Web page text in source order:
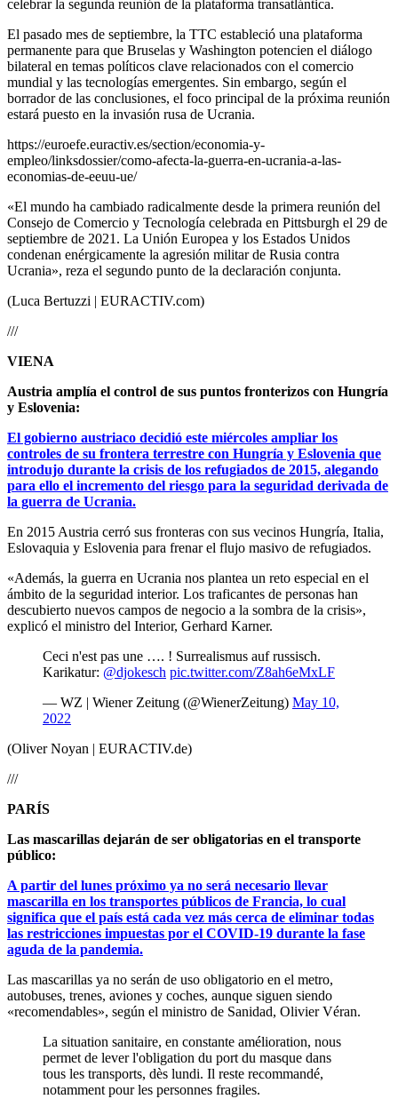
celebrar la segunda reunión de la plataforma transatlántica.
El pasado mes de septiembre, la TTC estableció una plataforma
permanente para que Bruselas y Washington potencien el diálogo
bilateral en temas políticos clave relacionados con el comercio
mundial y las tecnologías emergentes. Sin embargo, según el
borrador de las conclusiones, el foco principal de la próxima reunión
estará puesto en la invasión rusa de Ucrania.
https://euroefe.euractiv.es/section/economia-y-
empleo/linksdossier/como-afecta-la-guerra-en-ucrania-a-las-
economias-de-eeuu-ue/
«El mundo ha cambiado radicalmente desde la primera reunión del
Consejo de Comercio y Tecnología celebrada en Pittsburgh el 29 de
septiembre de 2021. La Unión Europea y los Estados Unidos
condenan enérgicamente la agresión militar de Rusia contra
Ucrania», reza el segundo punto de la declaración conjunta.
(Luca Bertuzzi | EURACTIV.com)
///
VIENA
Austria amplía el control de sus puntos fronterizos con Hungría
y Eslovenia:
El gobierno austriaco decidió este miércoles ampliar los
controles de su frontera terrestre con Hungría y Eslovenia que
introdujo durante la crisis de los refugiados de 2015, alegando
para ello el incremento del riesgo para la seguridad derivada de
la guerra de Ucrania.
En 2015 Austria cerró sus fronteras con sus vecinos Hungría, Italia,
Eslovaquia y Eslovenia para frenar el flujo masivo de refugiados.
«Además, la guerra en Ucrania nos plantea un reto especial en el
ámbito de la seguridad interior. Los traficantes de personas han
descubierto nuevos campos de negocio a la sombra de la crisis»,
explicó el ministro del Interior, Gerhard Karner.
Ceci n'est pas une …. ! Surrealismus auf russisch.
Karikatur: @djokesch pic.twitter.com/Z8ah6eMxLF
— WZ | Wiener Zeitung (@WienerZeitung) May 10,
2022
(Oliver Noyan | EURACTIV.de)
///
PARÍS
Las mascarillas dejarán de ser obligatorias en el transporte
público:
A partir del lunes próximo ya no será necesario llevar
mascarilla en los transportes públicos de Francia, lo cual
significa que el país está cada vez más cerca de eliminar todas
las restricciones impuestas por el COVID-19 durante la fase
aguda de la pandemia.
Las mascarillas ya no serán de uso obligatorio en el metro,
autobuses, trenes, aviones y coches, aunque siguen siendo
«recomendables», según el ministro de Sanidad, Olivier Véran.
La situation sanitaire, en constante amélioration, nous
permet de lever l'obligation du port du masque dans
tous les transports, dès lundi. Il reste recommandé,
notamment pour les personnes fragiles.